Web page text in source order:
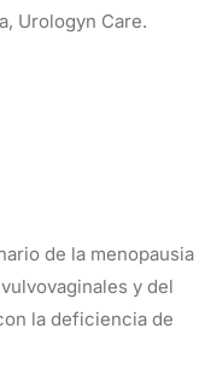
Urologyn Care.
de la menopausia
y del
la deficiencia de